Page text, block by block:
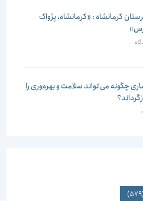
کرمانشاه : «کرمانشاه، پژواک
می تواند سلامت و بهره‌وری را